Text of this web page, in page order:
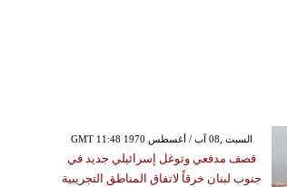
GMT 11:48 1970 السبت ,08 آب / أغسطس
قصف مدفعي وتوغل إسرائيلي جديد في
جنوب لبنان خرقاً لاتفاق المناطق التجريبية